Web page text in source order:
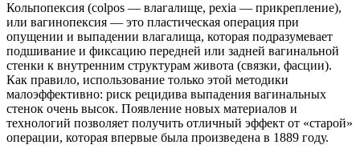
Кольпопексия (colpos — влагалище, pexia — прикрепление),
или вагинопексия — это пластическая операция при
опущении и выпадении влагалища, которая подразумевает
подшивание и фиксацию передней или задней вагинальной
стенки к внутренним структурам живота (связки, фасции).
Как правило, использование только этой методики
малоэффективно: риск рецидива выпадения вагинальных
стенок очень высок. Появление новых материалов и
технологий позволяет получить отличный эффект от «старой»
операции, которая впервые была произведена в 1889 году.